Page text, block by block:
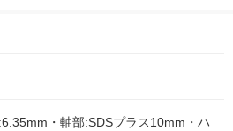
・軸部:SDSプラス10mm・ハ